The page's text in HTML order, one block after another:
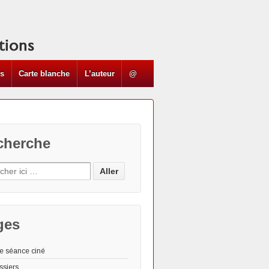
Carte blanche L’auteur @
séance ciné
"Actus"